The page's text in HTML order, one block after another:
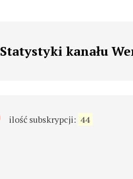
Statystyki kanału
ilość subskrypcji: 44